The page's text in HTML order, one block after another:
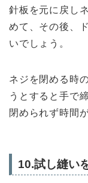
針板を元に戻し
めて、その後、
いでしょう。
ネジを閉める時
うとすると手で
閉められず時間
10.試し縫い